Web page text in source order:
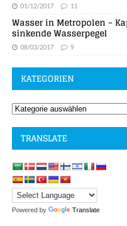
01/12/2017 11
Wasser in Metropolen –
sinkende Wasserpegel
08/03/2017 9
KATEGORIEN
TRANSLATE
Powered by Translate